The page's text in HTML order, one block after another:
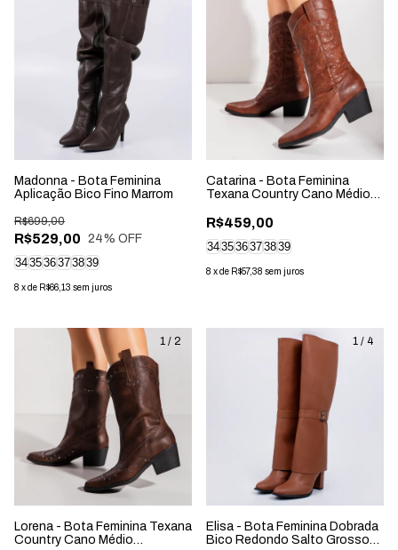
Madonna - Bota Feminina
Aplicação Bico Fino Marrom
R$529,00
R$699,00
24% OFF
343536373839
8 xde R$66,13 sem juros
Catarina - Bota Feminina
Texana Country Cano Médio
R$459,00
343536373839
8 xde R$57,38 sem juros
1 / 2
Lorena - Bota Feminina Texana
Country Cano Médio
1 / 4
Elisa - Bota Feminina Dobrada
Bico Redondo Salto Grosso